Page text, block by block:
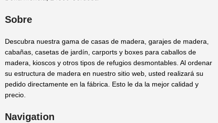
Sobre
Descubra nuestra gama de casas de madera, garajes de madera,
cabañas, casetas de jardín, carports y boxes para caballos de
madera, kioscos y otros tipos de refugios desmontables. Al ordenar
su estructura de madera en nuestro sitio web, usted realizará su
pedido directamente en la fábrica. Esto le da la mejor calidad y
precio.
Navigation